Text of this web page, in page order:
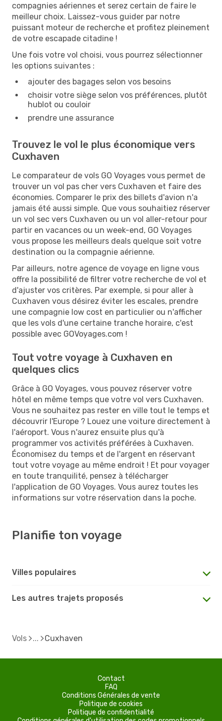
compagnies aériennes et serez certain de faire le
meilleur choix. Laissez-vous guider par notre
puissant moteur de recherche et profitez pleinement
de votre escapade citadine !
Une fois votre vol choisi, vous pourrez sélectionner
les options suivantes :
ajouter des bagages selon vos besoins
choisir votre siège selon vos préférences, plutôt
hublot ou couloir
prendre une assurance
Trouvez le vol le plus économique vers
Cuxhaven
Le comparateur de vols GO Voyages vous permet de
trouver un vol pas cher vers Cuxhaven et faire des
économies. Comparer le prix des billets d'avion n'a
jamais été aussi simple. Que vous souhaitiez réserver
un vol sec vers Cuxhaven ou un vol aller-retour pour
partir en vacances ou un week-end, GO Voyages
vous propose les meilleurs deals quelque soit votre
destination ou la compagnie aérienne.
Par ailleurs, notre agence de voyage en ligne vous
offre la possibilité de filtrer votre recherche de vol et
d'ajuster vos critères. Par exemple, si pour aller à
Cuxhaven vous désirez éviter les escales, prendre
une compagnie low cost en particulier ou n'afficher
que les vols d'une certaine tranche horaire, c'est
possible avec GOVoyages.com !
Tout votre voyage à Cuxhaven en
quelques clics
Grâce à GO Voyages, vous pouvez réserver votre
hôtel en même temps que votre vol vers Cuxhaven.
Vous ne souhaitez pas rester en ville tout le temps et
découvrir l'Europe ? Louez une voiture directement à
l'aéroport. Vous n'aurez ensuite plus qu'à
programmer vos activités préférées à Cuxhaven.
Économisez du temps et de l'argent en réservant
tout votre voyage au même endroit ! Et pour voyager
en toute tranquilité, pensez à télécharger
l'application de GO Voyages. Vous aurez toutes les
informations sur votre réservation dans la poche.
Planifie ton voyage
Villes populaires
Les autres trajets proposés
Vols Cuxhaven
Contact
FAQ
Conditions Générales de vente
Politique de cookies
Politique de confidentialité